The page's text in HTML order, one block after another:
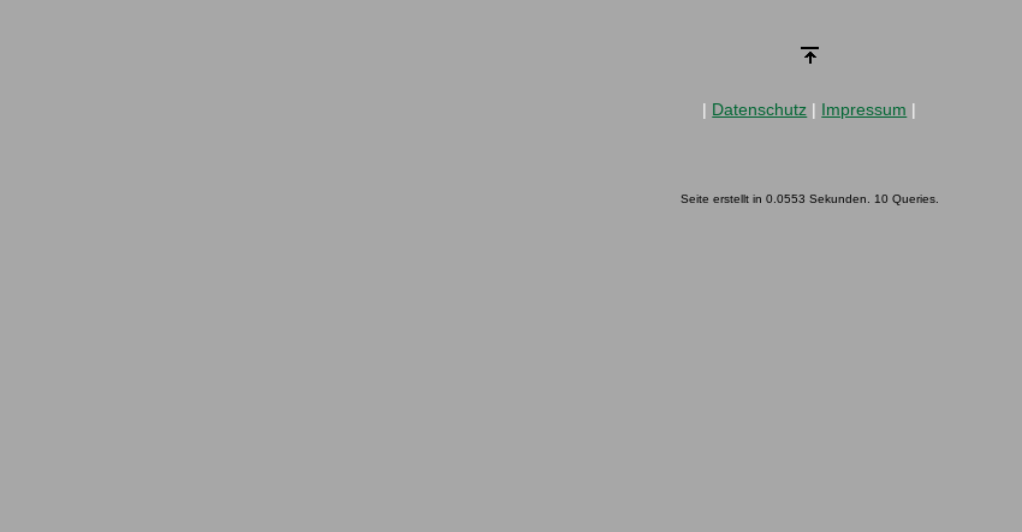
| Datenschutz | Impressum |
Seite erstellt in 0.0553 Sekunden. 10 Queries.